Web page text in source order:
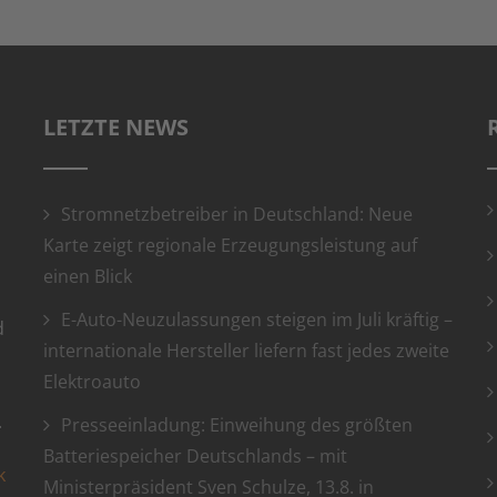
LETZTE NEWS
Stromnetzbetreiber in Deutschland: Neue
Karte zeigt regionale Erzeugungsleistung auf
einen Blick
E-Auto-Neuzulassungen steigen im Juli kräftig –
internationale Hersteller liefern fast jedes zweite
Elektroauto
Presseeinladung: Einweihung des größten
Batteriespeicher Deutschlands – mit
Ministerpräsident Sven Schulze, 13.8. in